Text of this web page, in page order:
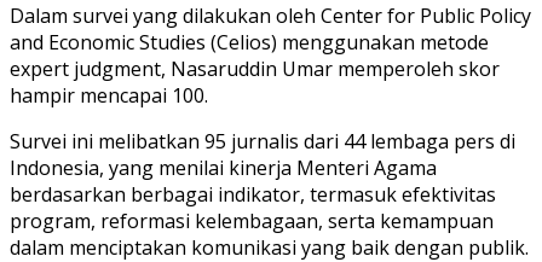
Dalam survei yang dilakukan oleh Center for Public Policy
and Economic Studies (Celios) menggunakan metode
expert judgment, Nasaruddin Umar memperoleh skor
hampir mencapai 100.
Survei ini melibatkan 95 jurnalis dari 44 lembaga pers di
Indonesia, yang menilai kinerja Menteri Agama
berdasarkan berbagai indikator, termasuk efektivitas
program, reformasi kelembagaan, serta kemampuan
dalam menciptakan komunikasi yang baik dengan publik.